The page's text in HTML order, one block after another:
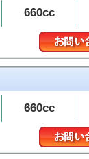
660cc
660cc